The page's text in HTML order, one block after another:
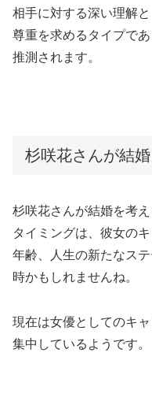
相手に対する深い理解と
尊重を求めるタイプで
推測されます。
杉咲花さんが結
杉咲花さんが結婚を考え
タイミングは、彼女の
年齢、人生の新たなス
時かもしれませんね。
現在は女優としてのキ
集中しているようです。